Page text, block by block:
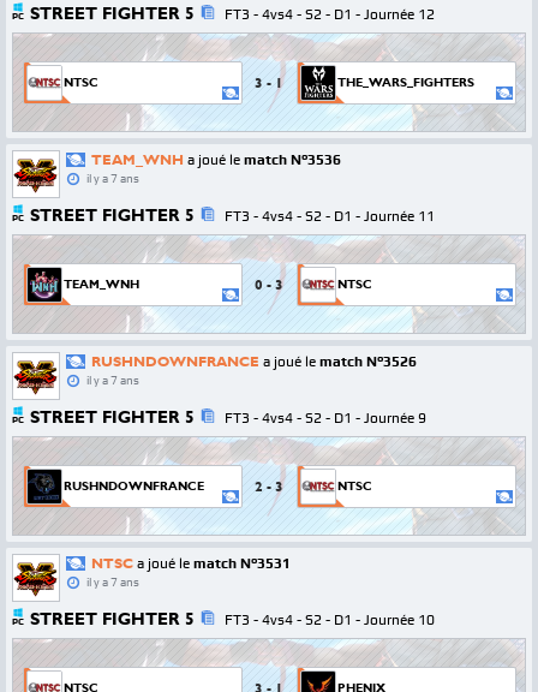
PC STREET FIGHTER 5 FT3 - 4vs4 - S2 - D1 - Journée 12
NTSC 3 - 1 THE_WARS_FIGHTERS
TEAM_WNH a joué le match N°3536
il y a 7 ans
PC STREET FIGHTER 5 FT3 - 4vs4 - S2 - D1 - Journée 11
TEAM_WNH 0 - 3 NTSC
RUSHNDOWNFRANCE a joué le match N°3526
il y a 7 ans
PC STREET FIGHTER 5 FT3 - 4vs4 - S2 - D1 - Journée 9
RUSHNDOWNFRANCE 2 - 3 NTSC
NTSC a joué le match N°3531
il y a 7 ans
PC STREET FIGHTER 5 FT3 - 4vs4 - S2 - D1 - Journée 10
NTSC 3 - 1 PHENIX